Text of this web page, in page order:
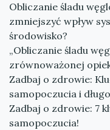
Obliczanie śladu
zmniejszyć wpływ
środowisko?
„Obliczanie śladu
zrównoważonej
Zadbaj o zdrowie:
samopoczucia i
Zadbaj o zdrowie: 7
samopoczucia!